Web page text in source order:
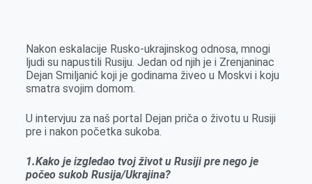
rn
A
p
p
i
l
Nakon eskalacije Rusko-ukrajinskog odnosa, mnogi
ljudi su napustili Rusiju. Jedan od njih je i Zrenjaninac
Dejan Smiljanić koji je godinama živeo u Moskvi i koju
smatra svojim domom.
U intervjuu za naš portal Dejan priča o životu u Rusiji
pre i nakon početka sukoba.
1.Kako je izgledao tvoj život u Rusiji pre nego je
počeo sukob Rusija/Ukrajina?